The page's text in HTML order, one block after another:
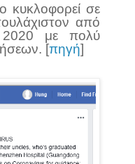
κυκλοφορεί σε
από
2020 με πολύ
[πηγή]